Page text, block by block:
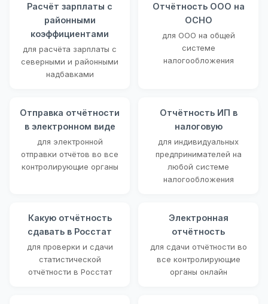
Расчёт зарплаты с
районными
коэффициентами
для расчёта зарплаты с
северными и районными
надбавками
Отчётность ООО на
ОСНО
для ООО на общей
системе
налогообложения
Отправка отчётности
в электронном виде
для электронной
отправки отчётов во все
контролирующие органы
Отчётность ИП в
налоговую
для индивидуальных
предпринимателей на
любой системе
налогообложения
Какую отчётность
сдавать в Росстат
для проверки и сдачи
статистической
отчётности в Росстат
Электронная
отчётность
для сдачи отчётности во
все контролирующие
органы онлайн